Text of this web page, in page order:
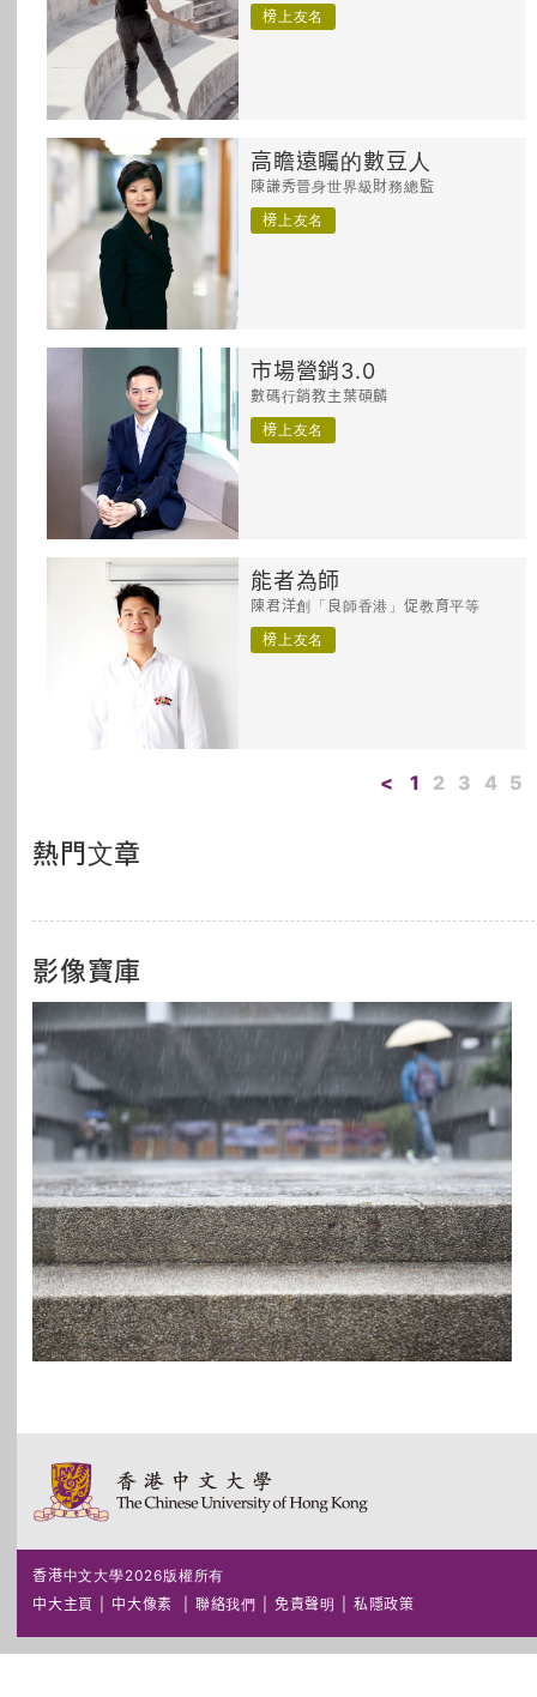
榜上友名
高瞻遠矚的數豆人
陳謙秀晉身世界級財務總監
榜上友名
市場營銷3.0
數碼行銷教主葉碩麟
榜上友名
能者為師
陳君洋創「良師香港」促教育平等
榜上友名
< 1 2 3 4 5
熱門文章
影像寶庫
香港中文大學2026版權所有
中大主頁
中大像素 聯絡我們 免責聲明 私隱政策